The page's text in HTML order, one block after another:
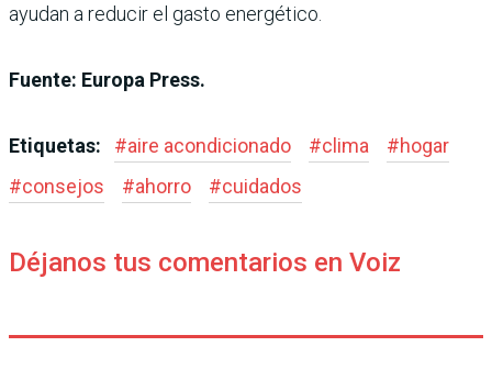
ayudan a reducir el gasto energético.
Fuente: Europa Press.
Etiquetas: #aire acondicionado #clima #hogar
#consejos #ahorro #cuidados
Déjanos tus comentarios en Voiz